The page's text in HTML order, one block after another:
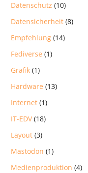
Datenschutz (10)
Datensicherheit (8)
Empfehlung (14)
Fediverse (1)
Grafik (1)
Hardware (13)
Internet (1)
IT-EDV(18)
Layout (3)
Mastodon (1)
Medienproduktion (4)